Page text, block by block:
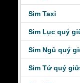
Sim Taxi
Sim Lục quý
Sim Ngũ quý
Sim Tứ quý